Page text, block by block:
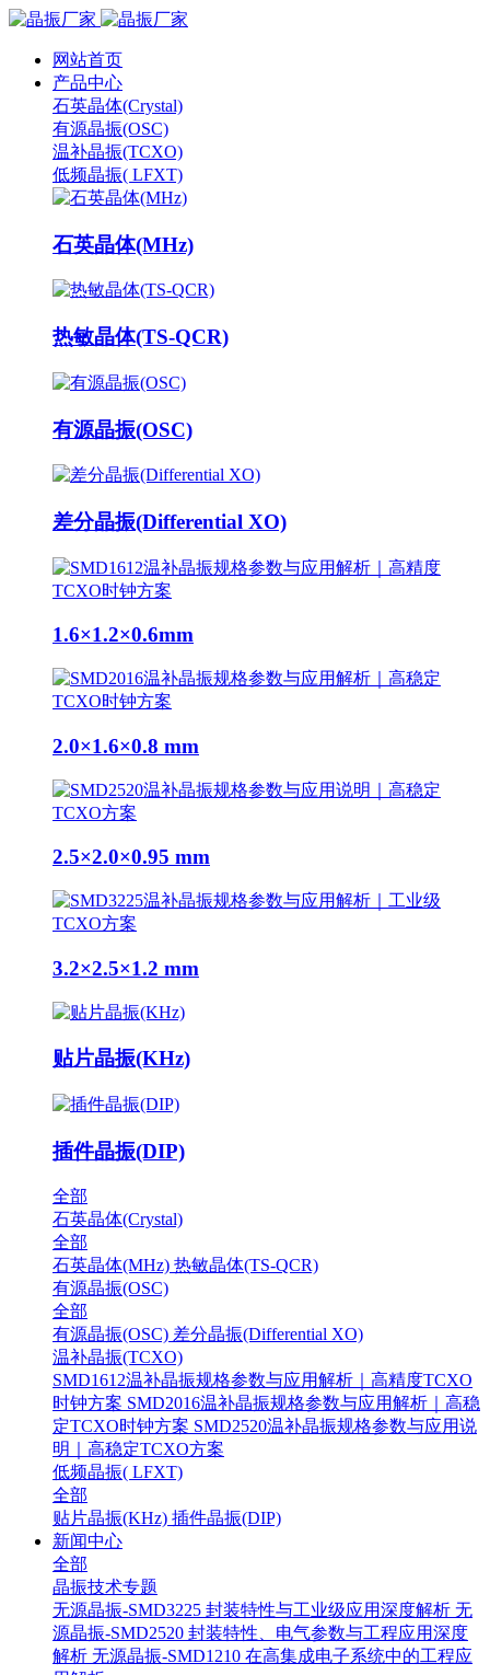
网站首页
产品中心
石英晶体(Crystal)
有源晶振(OSC)
温补晶振(TCXO)
低频晶振( LFXT)
石英晶体(MHz)
热敏晶体(TS-QCR)
有源晶振(OSC)
差分晶振(Differential XO)
1.6×1.2×0.6mm
2.0×1.6×0.8 mm
2.5×2.0×0.95 mm
3.2×2.5×1.2 mm
贴片晶振(KHz)
插件晶振(DIP)
全部
石英晶体(Crystal)
全部
石英晶体(MHz) 热敏晶体(TS-QCR)
有源晶振(OSC)
全部
有源晶振(OSC) 差分晶振(Differential XO)
温补晶振(TCXO)
SMD1612温补晶振规格参数与应用解析｜高精度TCXO
时钟方案 SMD2016温补晶振规格参数与应用解析｜高稳
定TCXO时钟方案 SMD2520温补晶振规格参数与应用说
明｜高稳定TCXO方案
低频晶振( LFXT)
全部
贴片晶振(KHz) 插件晶振(DIP)
新闻中心
全部
晶振技术专题
无源晶振-SMD3225 封装特性与工业级应用深度解析 无
源晶振-SMD2520 封装特性、电气参数与工程应用深度
解析 无源晶振-SMD1210 在高集成电子系统中的工程应